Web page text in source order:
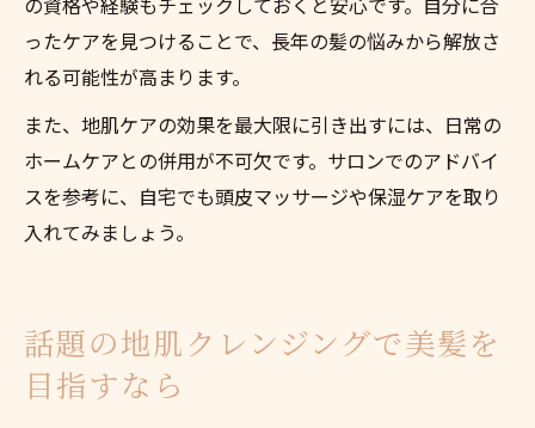
ったケアを見つけることで、長年の髪の悩みから解放さ
れる可能性が高まります。
また、地肌ケアの効果を最大限に引き出すには、日常の
ホームケアとの併用が不可欠です。サロンでのアドバイ
スを参考に、自宅でも頭皮マッサージや保湿ケアを取り
入れてみましょう。
話題の地肌クレンジングで美髪を
目指すなら